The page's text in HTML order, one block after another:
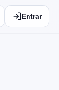
Entrar